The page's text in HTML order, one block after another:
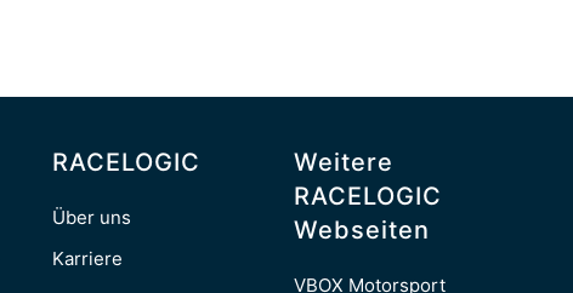
RACELOGIC
Über uns
Karriere
Weitere
RACELOGIC
Webseiten
VBOX Motorsport